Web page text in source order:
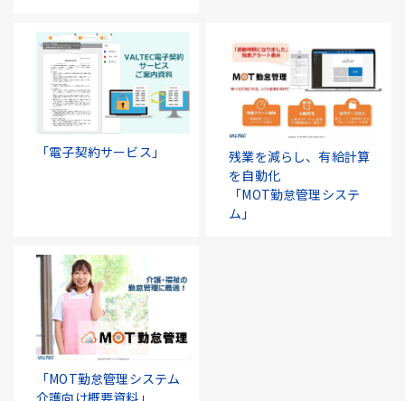
「電子契約サービス」
残業を減らし、有給計算
を自動化
「MOT勤怠管理システ
ム」
「MOT勤怠管理システム